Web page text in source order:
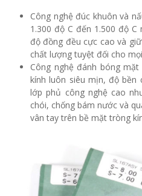
Công nghệ đúc khuôn và
1.300 độ C đến 1.500 độ
độ đồng đều cực cao và
chất lượng tuyệt đối cho
Công nghệ đánh bóng
kính luôn siêu mịn, độ bền
lớp phủ công nghệ cao
chói, chống bám nước và
vân tay trên bề mặt tròng